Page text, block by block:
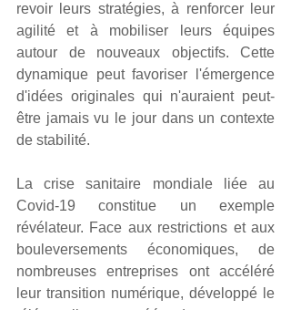
revoir leurs stratégies, à renforcer leur
agilité et à mobiliser leurs équipes
autour de nouveaux objectifs. Cette
dynamique peut favoriser l'émergence
d'idées originales qui n'auraient peut-
être jamais vu le jour dans un contexte
de stabilité.
La crise sanitaire mondiale liée au
Covid-19 constitue un exemple
révélateur. Face aux restrictions et aux
bouleversements économiques, de
nombreuses entreprises ont accéléré
leur transition numérique, développé le